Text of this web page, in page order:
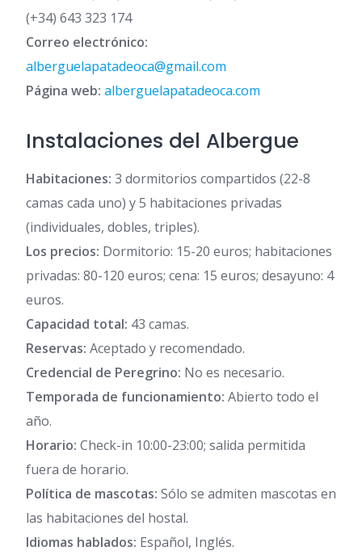
(+34) 643 323 174
Correo electrónico:
alberguelapatadeoca@gmail.com
Página web: alberguelapatadeoca.com
Instalaciones del Albergue
Habitaciones: 3 dormitorios compartidos (22-8
camas cada uno) y 5 habitaciones privadas
(individuales, dobles, triples).
Los precios: Dormitorio: 15-20 euros; habitaciones
privadas: 80-120 euros; cena: 15 euros; desayuno: 4
euros.
Capacidad total: 43 camas.
Reservas: Aceptado y recomendado.
Credencial de Peregrino: No es necesario.
Temporada de funcionamiento: Abierto todo el
año.
Horario: Check-in 10:00-23:00; salida permitida
fuera de horario.
Política de mascotas: Sólo se admiten mascotas en
las habitaciones del hostal.
Idiomas hablados: Español, Inglés.